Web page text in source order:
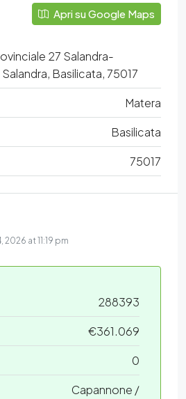
Apri su Google Maps
27 Salandra-
Basilicata, 75017
Matera
Basilicata
75017
at 11:19 pm
288393
€361.069
0
Capannone /